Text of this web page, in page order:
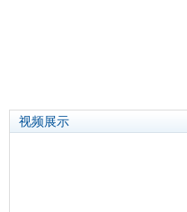
视频展示